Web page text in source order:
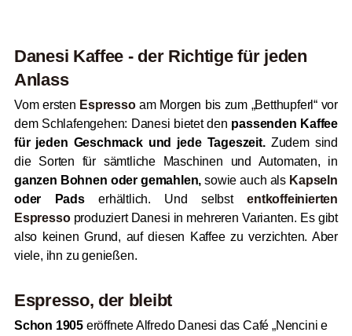
Danesi Kaffee - der Richtige für jeden
Anlass
Vom ersten Espressoam Morgen bis zum „Betthupferl“ vor
dem Schlafengehen: Danesi bietet den passenden Kaffee
für jeden Geschmack und jede Tageszeit.Zudem sind
die Sorten für sämtliche Maschinen und Automaten, in
ganzen Bohnen oder gemahlen, sowie auch als Kapseln
oder Padserhältlich. Und selbstentkoffeinierten
Espressoproduziert Danesi in mehreren Varianten. Es gibt
also keinen Grund, auf diesen Kaffee zu verzichten. Aber
viele, ihn zu genießen.
Espresso, der bleibt
Schon 1905 eröffnete Alfredo Danesi das Café „Nencini e